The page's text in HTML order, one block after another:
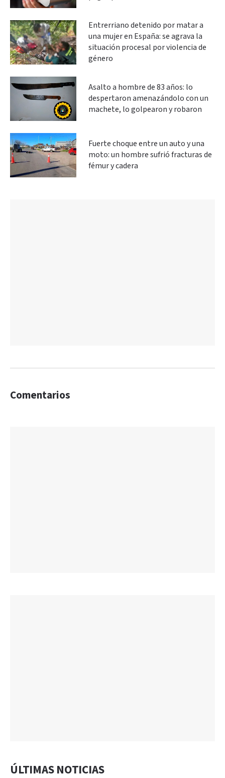
Entrerriano detenido por matar a
una mujer en España: se agrava la
situación procesal por violencia de
género
Asalto a hombre de 83 años: lo
despertaron amenazándolo con un
machete, lo golpearon y robaron
Fuerte choque entre un auto y una
moto: un hombre sufrió fracturas de
fémur y cadera
Comentarios
ÚLTIMAS NOTICIAS